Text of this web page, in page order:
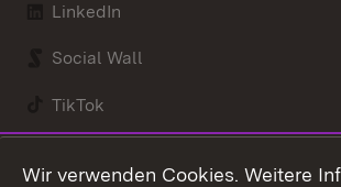
LinkedIn
Social Wall
TikTok
Wir verwenden Cookies. Weitere